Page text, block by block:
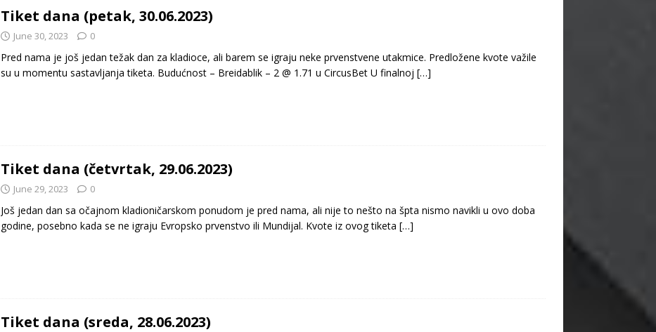
Tiket dana (petak, 30.06.2023)
June 30, 2023 0
Pred nama je još jedan težak dan za kladioce, ali barem se igraju neke prvenstvene utakmice. Predložene kvote važile
su u momentu sastavljanja tiketa. Budućnost – Breidablik – 2 @ 1.71 u CircusBet U finalnoj […]
Tiket dana (četvrtak, 29.06.2023)
June 29, 2023 0
Još jedan dan sa očajnom kladioničarskom ponudom je pred nama, ali nije to nešto na špta nismo navikli u ovo doba
godine, posebno kada se ne igraju Evropsko prvenstvo ili Mundijal. Kvote iz ovog tiketa […]
Tiket dana (sreda, 28.06.2023)